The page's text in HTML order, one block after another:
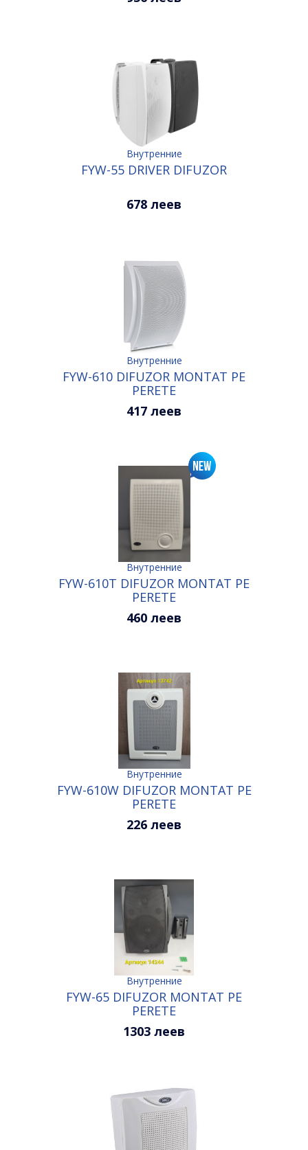
Внутренние
FYW-55 DRIVER DIFUZOR
678 леев
Внутренние
FYW-610 DIFUZOR MONTAT PE
PERETE
417 леев
Внутренние
FYW-610T DIFUZOR MONTAT PE
PERETE
460 леев
Внутренние
FYW-610W DIFUZOR MONTAT PE
PERETE
226 леев
Внутренние
FYW-65 DIFUZOR MONTAT PE
PERETE
1303 леев